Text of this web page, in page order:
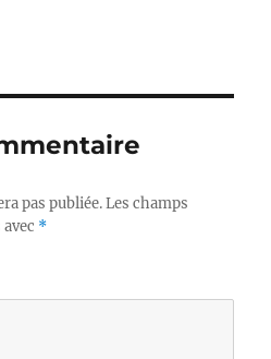
pas publiée. Les champs
*